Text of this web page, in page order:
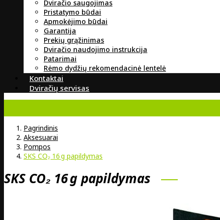
Dviračio saugojimas
Pristatymo būdai
Apmokėjimo būdai
Garantija
Prekių grąžinimas
Dviračio naudojimo instrukcija
Patarimai
Rėmo dydžių rekomendacinė lentelė
Kontaktai
Dviračių servisas
Pagrindinis
Aksesuarai
Pompos
SKS CO₂ 16 g papildymas
SKS CO₂ 16 g papildymas